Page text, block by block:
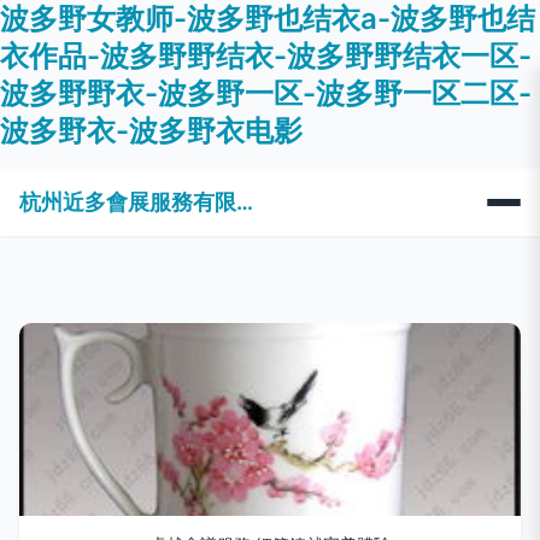
波多野女教师-波多野也结衣a-波多野也结
衣作品-波多野野结衣-波多野野结衣一区-
波多野野衣-波多野一区-波多野一区二区-
波多野衣-波多野衣电影
杭州近多會展服務有限公司